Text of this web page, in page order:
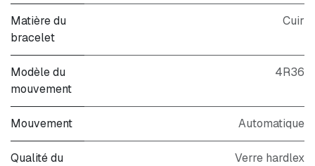
Matière du
bracelet
Cuir
Modèle du
mouvement
4R36
Mouvement Automatique
Qualité du
Verre hardlex